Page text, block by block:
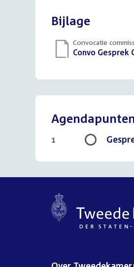
Bijlage
Convocatie
Download
Convo Gesprek
1